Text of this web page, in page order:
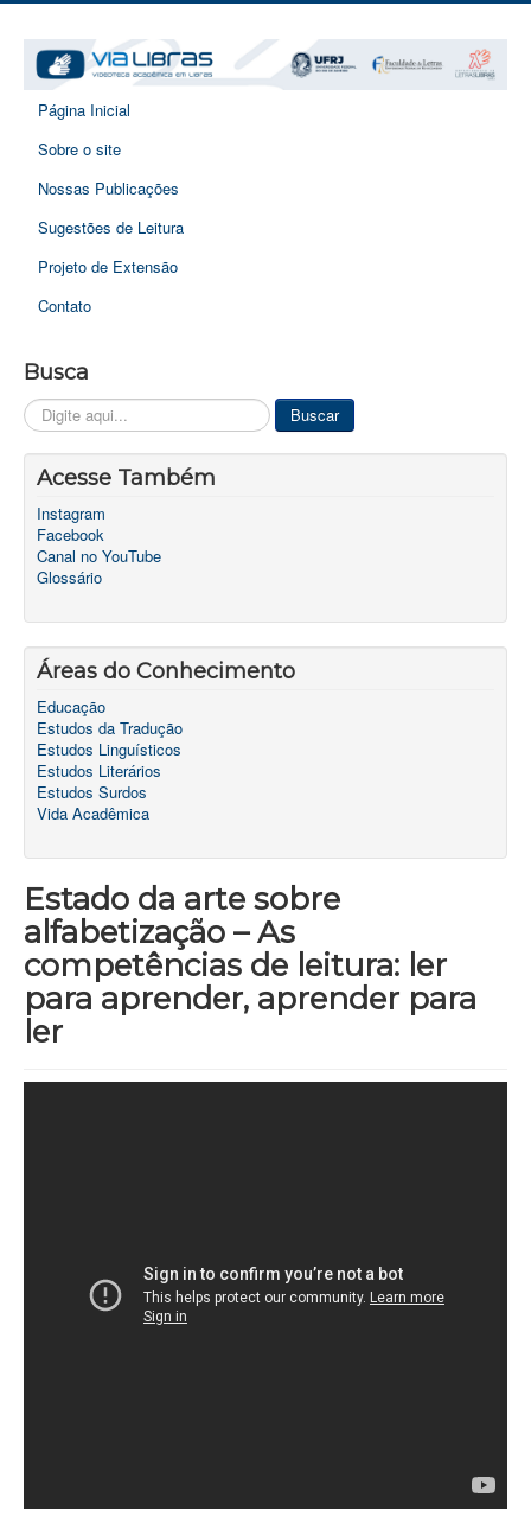
Página Inicial
Sobre o site
Nossas Publicações
Sugestões de Leitura
Projeto de Extensão
Contato
Busca
Pesquisar... Buscar
Acesse Também
Instagram
Facebook
Canal no YouTube
Glossário
Áreas do Conhecimento
Educação
Estudos da Tradução
Estudos Linguísticos
Estudos Literários
Estudos Surdos
Vida Acadêmica
Estado da arte sobre
alfabetização – As
competências de leitura: ler
para aprender, aprender para
ler